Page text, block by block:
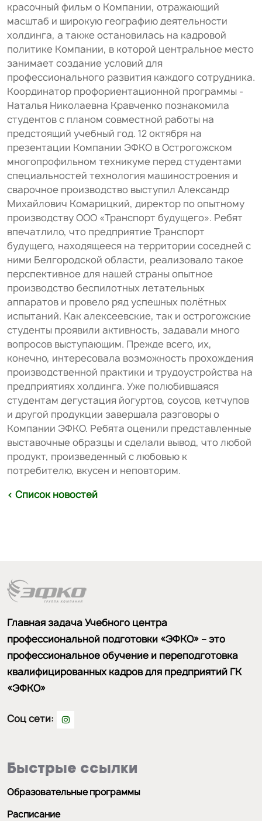
красочный фильм о Компании, отражающий
масштаб и широкую географию деятельности
холдинга, а также остановилась на кадровой
политике Компании, в которой центральное место
занимает создание условий для
профессионального развития каждого сотрудника.
Координатор профориентационной программы -
Наталья Николаевна Кравченко познакомила
студентов с планом совместной работы на
предстоящий учебный год. 12 октября на
презентации Компании ЭФКО в Острогожском
многопрофильном техникуме перед студентами
специальностей технология машиностроения и
сварочное производство выступил Александр
Михайлович Комарицкий, директор по опытному
производству ООО «Транспорт будущего». Ребят
впечатлило, что предприятие Транспорт
будущего, находящееся на территории соседней с
ними Белгородской области, реализовало такое
перспективное для нашей страны опытное
производство беспилотных летательных
аппаратов и провело ряд успешных полётных
испытаний. Как алексеевские, так и острогожские
студенты проявили активность, задавали много
вопросов выступающим. Прежде всего, их,
конечно, интересовала возможность прохождения
производственной практики и трудоустройства на
предприятиях холдинга. Уже полюбившаяся
студентам дегустация йогуртов, соусов, кетчупов
и другой продукции завершала разговоры о
Компании ЭФКО. Ребята оценили представленные
выставочные образцы и сделали вывод, что любой
продукт, произведенный с любовью к
потребителю, вкусен и неповторим.
< Список новостей
Главная задача Учебного центра
профессиональной подготовки «ЭФКО» – это
профессиональное обучение и переподготовка
квалифицированных кадров для предприятий ГК
«ЭФКО»
Соц сети:
Быстрые ссылки
Образовательные программы
Расписание